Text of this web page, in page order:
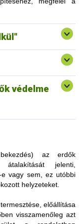
ahol a kitermelési
nem felelnek meg a
nem lehetne
amely az eredeti
akkor az
tevékenységből
minősülhet.
védelme
nem tartoznak az
az erdők, amelyeket
céljából
vagy magvetéssel
korban
hasonlítanak vagy
erdőkre” is
az erdők
átalakítását jelenti,
vagy sem, ez utóbbi
helyzeteket.
előállítása
visszamenőleg azt
Szervezete
támaszkodik. Ez